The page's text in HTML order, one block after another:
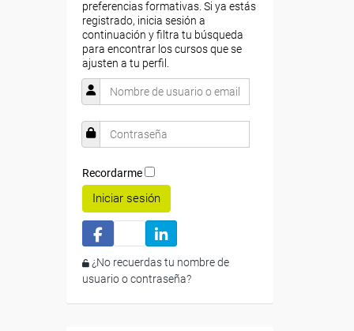
preferencias formativas. Si ya estás
registrado, inicia sesión a
continuación y filtra tu búsqueda
para encontrar los cursos que se
ajusten a tu perfil.
Recordarme
Iniciar sesión
¿No recuerdas tu nombre de
usuario o contraseña?